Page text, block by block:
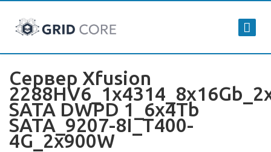
Сервер Xfusion
SATA DWPD 1_6x4Tb
SATA_9207-8I_T400-
4G_2x900W